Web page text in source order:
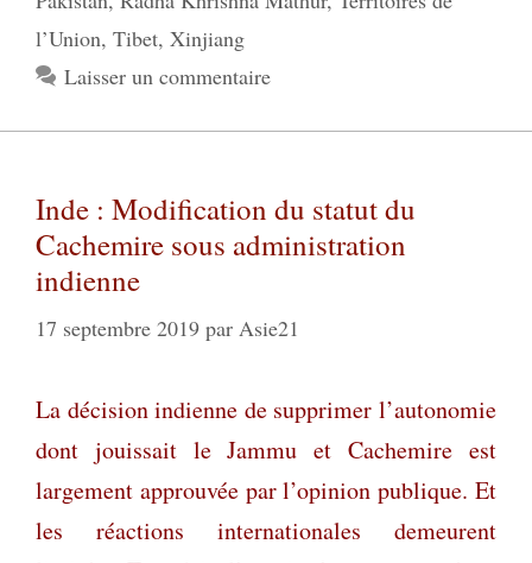
l’Union, Tibet, Xinjiang
Laisser un commentaire
Inde : Modification du statut du
Cachemire sous administration
indienne
17 septembre 2019 par Asie21
La décision indienne de supprimer l’autonomie
dont jouissait le Jammu et Cachemire est
largement approuvée par l’opinion publique. Et
les réactions internationales demeurent